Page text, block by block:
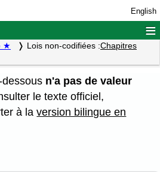
English
≡
★ Lois non-codifiées :Chapitres
n'a pas de valeur
le texte officiel,
à laversion bilingue en